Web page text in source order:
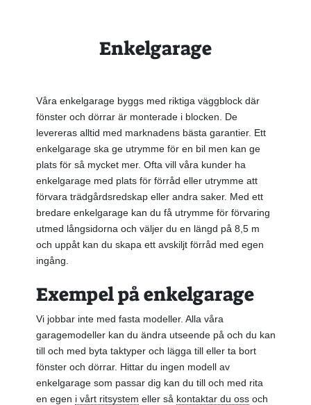
Enkelgarage
Våra enkelgarage byggs med riktiga väggblock där
fönster och dörrar är monterade i blocken. De
levereras alltid med marknadens bästa garantier. Ett
enkelgarage ska ge utrymme för en bil men kan ge
plats för så mycket mer. Ofta vill våra kunder ha
enkelgarage med plats för förråd eller utrymme att
förvara trädgårdsredskap eller andra saker. Med ett
bredare enkelgarage kan du få utrymme för förvaring
utmed långsidorna och väljer du en längd på 8,5 m
och uppåt kan du skapa ett avskiljt förråd med egen
ingång.
Exempel på enkelgarage
Vi jobbar inte med fasta modeller. Alla våra
garagemodeller kan du ändra utseende på och du kan
till och med byta taktyper och lägga till eller ta bort
fönster och dörrar. Hittar du ingen modell av
enkelgarage som passar dig kan du till och med rita
en egen i vårt ritsystem eller så kontaktar du ossoch